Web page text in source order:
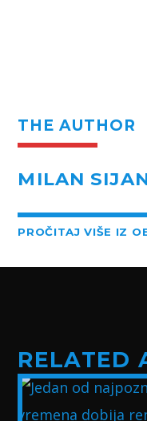
THE AUTHOR
MILAN
PROČITAJ VIŠE IZ
RELATED